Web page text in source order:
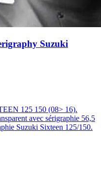
Suzuki
125 150 (08> 16).
avec sérigraphie 56,5
Suzuki Sixteen 125/150.